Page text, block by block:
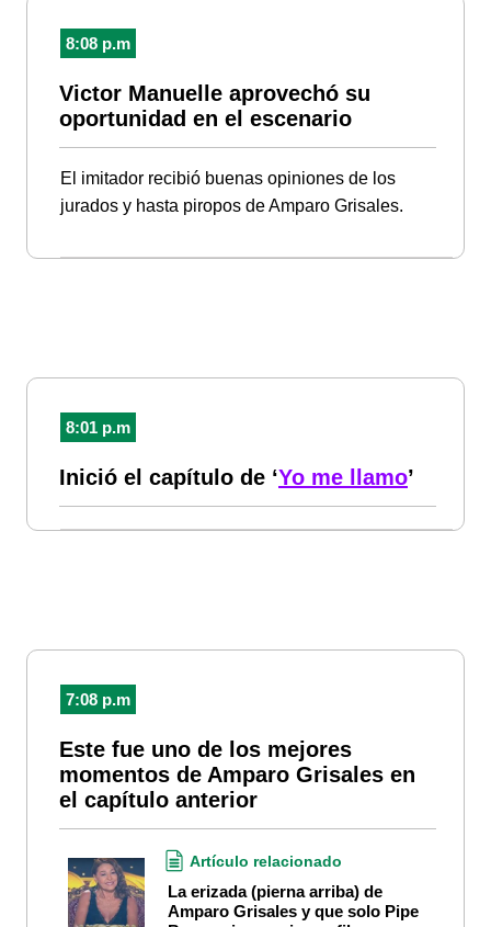
8:08 p.m
Victor Manuelle aprovechó su
oportunidad en el escenario
El imitador recibió buenas opiniones de los
jurados y hasta piropos de Amparo Grisales.
8:01 p.m
Inició el capítulo de ‘Yo me llamo’
7:08 p.m
Este fue uno de los mejores
momentos de Amparo Grisales en
el capítulo anterior
Artículo relacionado
La erizada (pierna arriba) de
Amparo Grisales y que solo Pipe